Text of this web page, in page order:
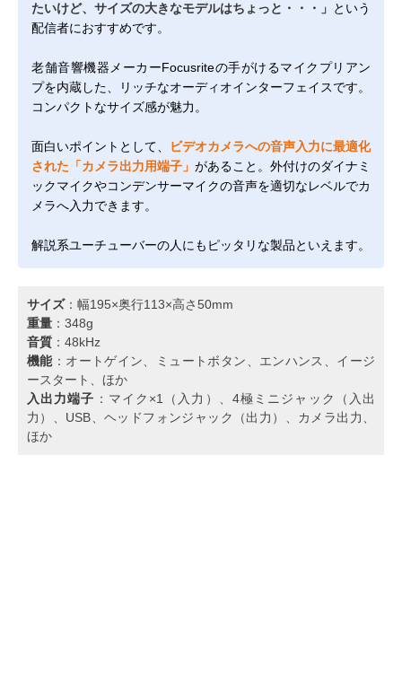
たいけど、サイズの大きなモデルはちょっと・・・」 という
配信者におすすめです。
老舗音響機器メーカーFocusriteの手がけるマイクプリアン
プを内蔵した、リッチなオーディオインターフェイスです。
コンパクトなサイズ感が魅力。
面白いポイントとして、
ビデオカメラへの音声入力に最適化
された「カメラ出力用端子」 があること。外付けのダイナミ
ックマイクやコンデンサーマイクの音声を適切なレベルでカ
メラへ入力できます。
解説系ユーチューバーの人にもピッタリな製品といえます。
サイズ：幅195×奥行113×高さ50mm
重量 ：348g
音質 ：48kHz
機能：オートゲイン、ミュートボタン、エンハンス、イージ
ースタート、ほか
入出力端子 ：マイク×1（入力）、4極ミニジャック（入出
力）、USB、ヘッドフォンジャック（出力）、カメラ出力、
ほか